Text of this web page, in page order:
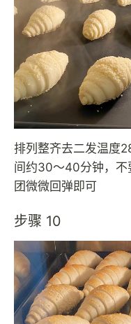
排列整齐去二发温度
间约30～40分钟，不
团微微回弹即可
步骤 10